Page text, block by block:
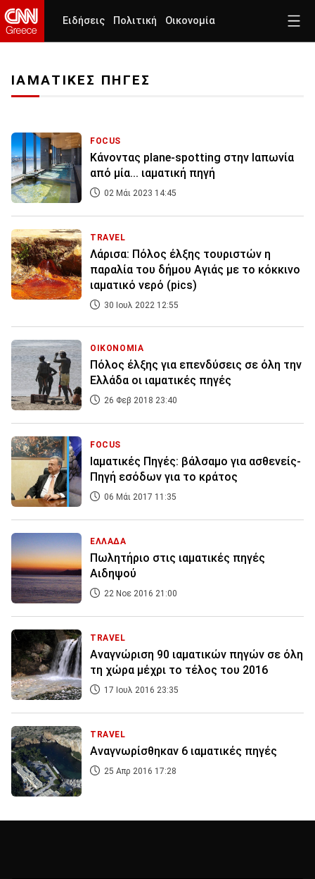
Ειδήσεις Πολιτική Οικονομία
ΙΑΜΑΤΙΚΕΣ ΠΗΓΕΣ
FOCUS
Κάνοντας plane-spotting στην Ιαπωνία
από μία... ιαματική πηγή
02 Μάι 2023 14:45
TRAVEL
Λάρισα: Πόλος έλξης τουριστών η
παραλία του δήμου Αγιάς με το κόκκινο
ιαματικό νερό (pics)
30 Ιουλ 2022 12:55
ΟΙΚΟΝΟΜΙΑ
Πόλος έλξης για επενδύσεις σε όλη την
Ελλάδα οι ιαματικές πηγές
26 Φεβ 2018 23:40
FOCUS
Ιαματικές Πηγές: βάλσαμο για ασθενείς-
Πηγή εσόδων για το κράτος
06 Μάι 2017 11:35
ΕΛΛΑΔΑ
Πωλητήριο στις ιαματικές πηγές
Αιδηψού
22 Νοε 2016 21:00
TRAVEL
Αναγνώριση 90 ιαματικών πηγών σε όλη
τη χώρα μέχρι το τέλος του 2016
17 Ιουλ 2016 23:35
TRAVEL
Αναγνωρίσθηκαν 6 ιαματικές πηγές
25 Απρ 2016 17:28